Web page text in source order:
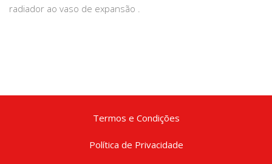
radiador ao vaso de expansão .
Termos e Condições
Política de Privacidade